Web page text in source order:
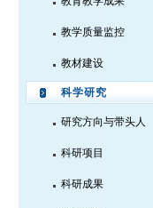
教学质量监控
教材建设
科学研究
研究方向与带头人
科研项目
科研成果